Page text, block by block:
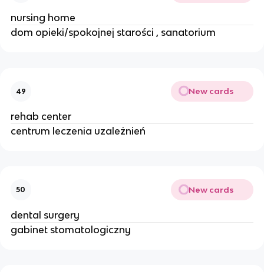
nursing home
dom opieki/spokojnej starości , sanatorium
49 New cards
rehab center
centrum leczenia uzależnień
50 New cards
dental surgery
gabinet stomatologiczny